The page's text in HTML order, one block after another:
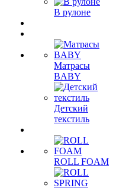
В рулоне
Матрасы
BABY
Детский
текстиль
ROLL FOAM